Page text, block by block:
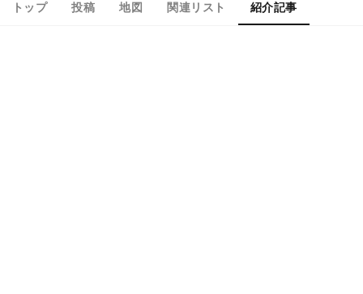
トップ 投稿 地図 関連リスト 紹介記事